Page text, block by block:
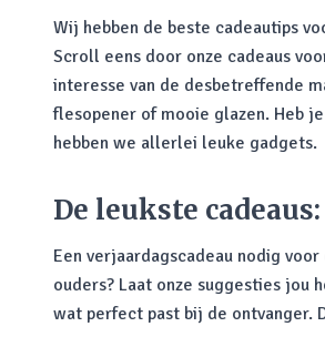
Wij hebben de beste cadeautips
Scroll eens door onze cadeaus
interesse van de desbetreffende
flesopener of mooie glazen. Heb
hebben we allerlei leuke gadgets.
De leukste
Een verjaardagscadeau nodig
ouders? Laat onze suggesties jou
wat perfect past bij de ontvanger.